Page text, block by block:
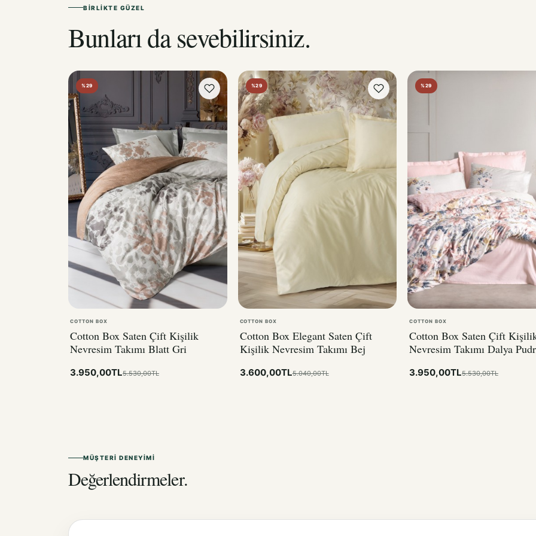
BIRLIKTE GÜZEL
Bunları da sevebilirsiniz.
%29
COTTON BOX
Cotton Box Saten Çift Kişilik
Nevresim Takımı Blatt Gri
3.950,00TL5.530,00TL
%29
COTTON BOX
Cotton Box Elegant Saten Çift
Kişilik Nevresim Takımı Bej
3.600,00TL5.040,00TL
%29
COTTON BOX
Cotton Box Saten Çift
Nevresim Takımı Dalya
3.950,00TL5.530,00TL
MÜŞTERI DENEYIMI
Değerlendirmeler.